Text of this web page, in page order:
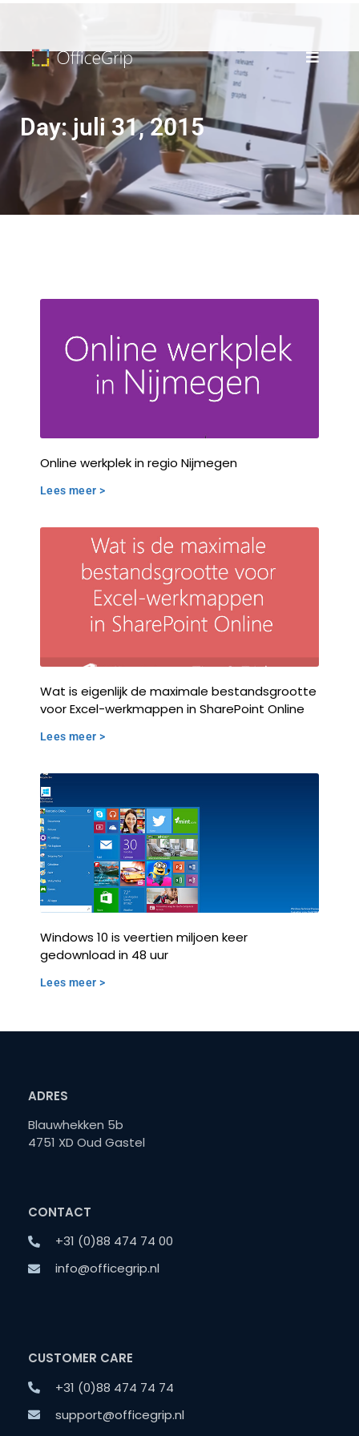
Day: juli 31, 2015
Online werkplek in regio Nijmegen
Lees meer >
Wat is eigenlijk de maximale bestandsgrootte
voor Excel-werkmappen in SharePoint Online
Lees meer >
Windows 10 is veertien miljoen keer
gedownload in 48 uur
Lees meer >
ADRES
Blauwhekken 5b
4751 XD Oud Gastel
CONTACT
+31 (0)88 474 74 00
info@officegrip.nl
CUSTOMER CARE
+31 (0)88 474 74 74
support@officegrip.nl